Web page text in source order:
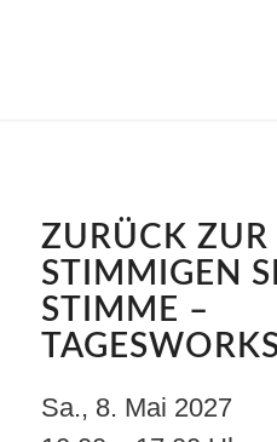
ZURÜCK ZUR
STIMMIGEN
STIMME –
Sa., 8. Mai 2027